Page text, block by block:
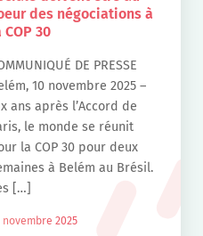
des négociations à
COP 30
DE PRESSE
10 novembre 2025 –
ans après l’Accord de
le monde se réunit
la COP 30 pour deux
à Belém au Brésil.
[…]
novembre 2025